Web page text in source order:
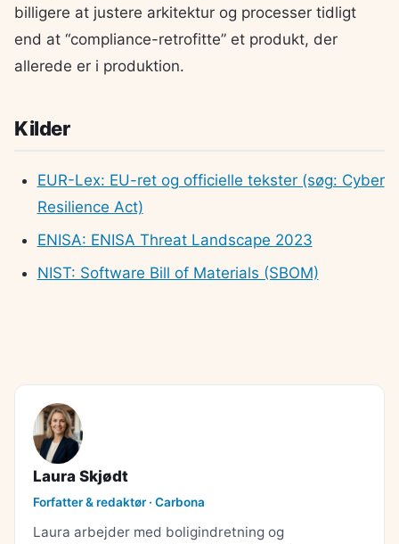
billigere at justere arkitektur og processer tidligt
end at “compliance-retrofitte” et produkt, der
allerede er i produktion.
Kilder
EUR-Lex: EU-ret og officielle tekster (søg: Cyber
Resilience Act)
ENISA: ENISA Threat Landscape 2023
NIST: Software Bill of Materials (SBOM)
Laura Skjødt
Forfatter & redaktør · Carbona
Laura arbejder med boligindretning og